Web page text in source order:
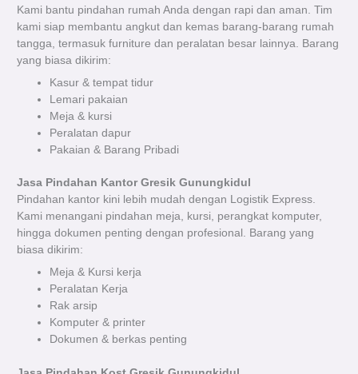
Kami bantu pindahan rumah Anda dengan rapi dan aman. Tim
kami siap membantu angkut dan kemas barang-barang rumah
tangga, termasuk furniture dan peralatan besar lainnya. Barang
yang biasa dikirim:
Kasur & tempat tidur
Lemari pakaian
Meja & kursi
Peralatan dapur
Pakaian & Barang Pribadi
Jasa Pindahan Kantor Gresik Gunungkidul
Pindahan kantor kini lebih mudah dengan Logistik Express.
Kami menangani pindahan meja, kursi, perangkat komputer,
hingga dokumen penting dengan profesional. Barang yang
biasa dikirim:
Meja & Kursi kerja
Peralatan Kerja
Rak arsip
Komputer & printer
Dokumen & berkas penting